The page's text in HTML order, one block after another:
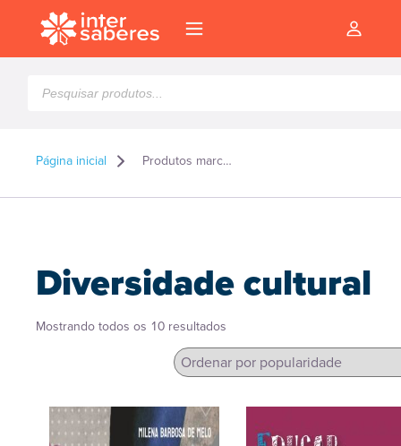
produtos
Página inicial Produtos marcados como “Diversidade cultural”
Diversidade cultural
Mostrando todos os 10 resultados
popularidade